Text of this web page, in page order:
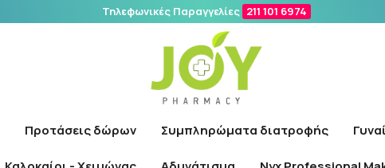
Τηλεφωνικές Παραγγελίες 211 101 6974
Προτάσεις δώρων Συμπληρώματα διατροφής
Αναζήτηση